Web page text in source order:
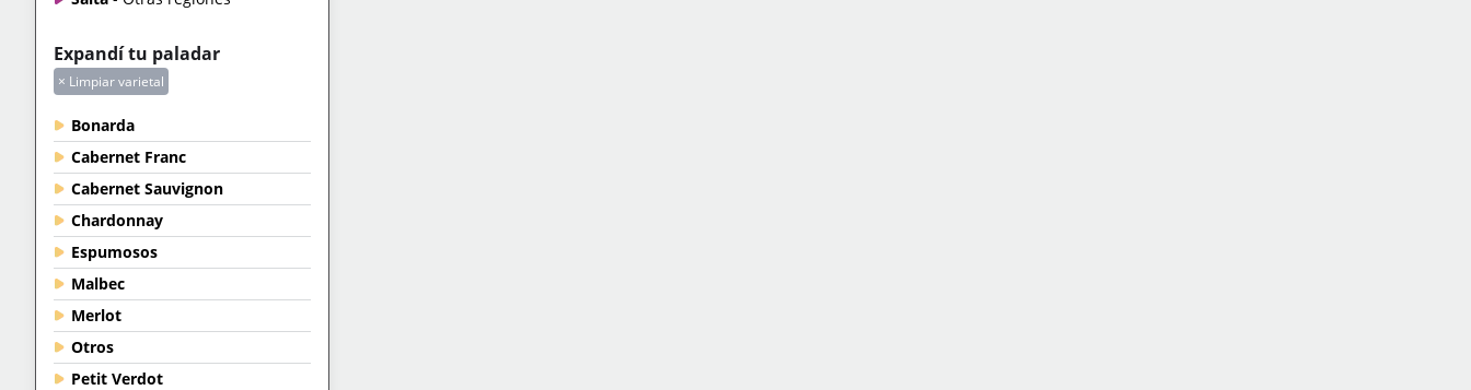
Expandí tu paladar
× Limpiar varietal
Bonarda
Cabernet Franc
Cabernet Sauvignon
Chardonnay
Espumosos
Malbec
Merlot
Otros
Petit Verdot